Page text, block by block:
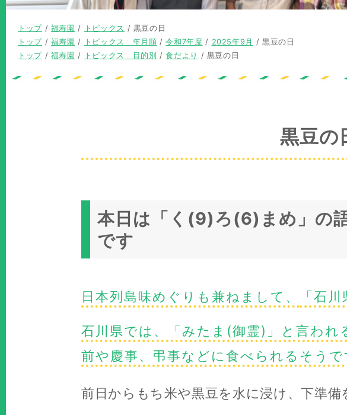
現
在
の
トップ/ 福寿園 / トピックス / 黒豆の日
現
在
トップ/ 福寿園 / トピックス 年月順 /令和7年度 / 2025年9月 / 黒豆の日
現
トップ/ 福寿園 / トピックス 目的別 /食だより / 黒豆の日
黒豆の
本日は「く(9)ろ(6)まめ」の
です
日本列島味めぐりも兼ねまして、 「石
石川県では、「みたま(御霊)」と言われ
前や慶事、弔事などに食べられるそうで
前日からもち米や黒豆を水に浸け、下準備